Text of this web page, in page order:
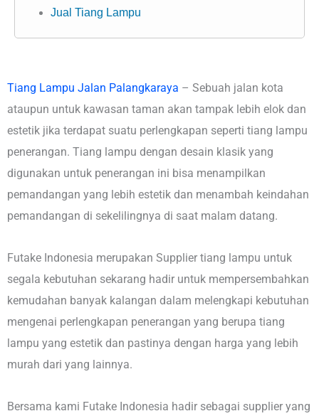
Jual Tiang Lampu
Tiang Lampu Jalan Palangkaraya – Sebuah jalan kota
ataupun untuk kawasan taman akan tampak lebih elok dan
estetik jika terdapat suatu perlengkapan seperti tiang lampu
penerangan. Tiang lampu dengan desain klasik yang
digunakan untuk penerangan ini bisa menampilkan
pemandangan yang lebih estetik dan menambah keindahan
pemandangan di sekelilingnya di saat malam datang.
Futake Indonesia merupakan Supplier tiang lampu untuk
segala kebutuhan sekarang hadir untuk mempersembahkan
kemudahan banyak kalangan dalam melengkapi kebutuhan
mengenai perlengkapan penerangan yang berupa tiang
lampu yang estetik dan pastinya dengan harga yang lebih
murah dari yang lainnya.
Bersama kami Futake Indonesia hadir sebagai supplier yang